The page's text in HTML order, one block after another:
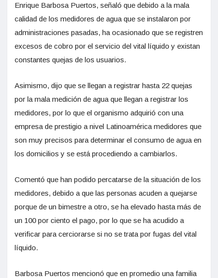
Enrique Barbosa Puertos, señaló que debido a la mala
calidad de los medidores de agua que se instalaron por
administraciones pasadas, ha ocasionado que se registren
excesos de cobro por el servicio del vital líquido y existan
constantes quejas de los usuarios.
Asimismo, dijo que se llegan a registrar hasta 22 quejas
por la mala medición de agua que llegan a registrar los
medidores, por lo que el organismo adquirió con una
empresa de prestigio a nivel Latinoamérica medidores que
son muy precisos para determinar el consumo de agua en
los domicilios y se está procediendo a cambiarlos.
Comentó que han podido percatarse de la situación de los
medidores, debido a que las personas acuden a quejarse
porque de un bimestre a otro, se ha elevado hasta más de
un 100 por ciento el pago, por lo que se ha acudido a
verificar para cerciorarse si no se trata por fugas del vital
líquido.
Barbosa Puertos mencionó que en promedio una familia